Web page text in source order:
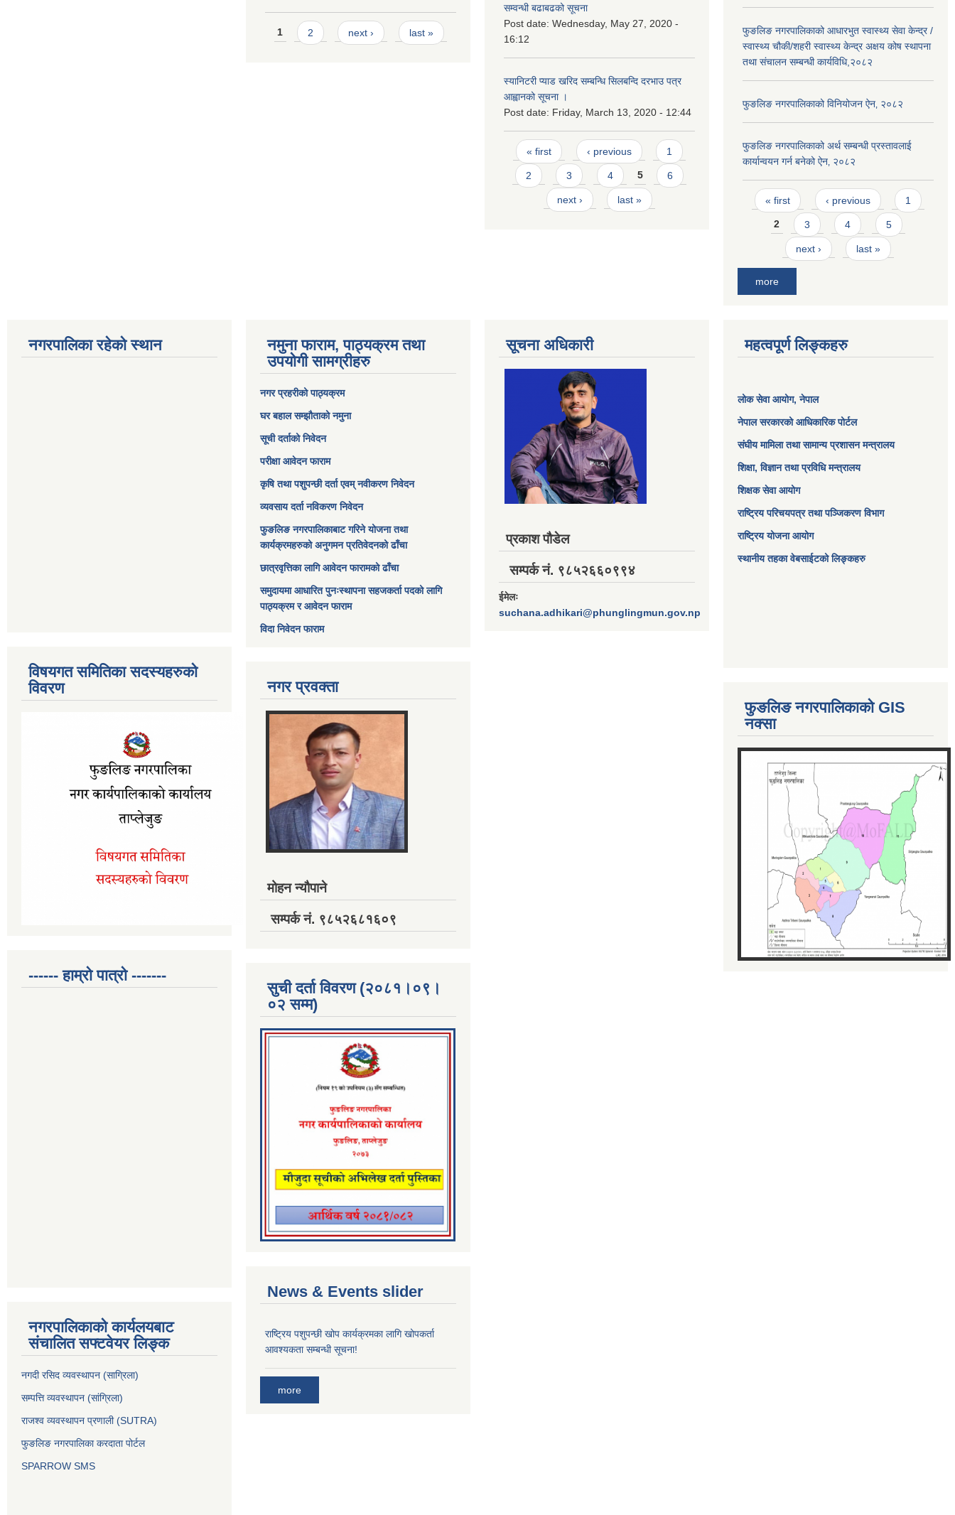
Pages
1 2 next › last »
सम्वन्धी बढाबढको सूचना
Post date: Wednesday, May 27, 2020 -
16:12
स्यानिटरी प्याड खरिद सम्बन्धि सिलबन्दि दरभाउ पत्र
आह्वानको सूचना ।
Post date: Friday, March 13, 2020 - 12:44
Pages
« first ‹ previous 1
2 3 4 5 6
next › last »
फुङलिङ नगरपालिकाको आधारभुत स्वास्थ्य सेवा केन्द्र /
स्वास्थ्य चौकी/शहरी स्वास्थ्य केन्द्र अक्षय कोष स्थापना
तथा संचालन सम्बन्धी कार्यविधि,२०८२
फुङलिङ नगरपालिकाको विनियोजन ऐन‚ २०८२
फुङलिङ नगरपालिकाको अर्थ सम्बन्धी प्रस्तावलाई
कार्यान्वयन गर्न बनेको ऐन‚ २०८२
Pages
« first ‹ previous 1
2 3 4 5
next › last »
more
नगरपालिका रहेको स्थान
विषयगत समितिका सदस्यहरुको
विवरण
------ हाम्रो पात्रो -------
नगरपालिकाको कार्यलयबाट
संचालित सफ्टवेयर लिङ्क
नगदी रसिद व्यवस्थापन (साग्रिला)
सम्पत्ति व्यवस्थापन (सांग्रिला)
राजश्व व्यवस्थापन प्रणाली (SUTRA)
फुङलिङ नगरपालिका करदाता पोर्टल
SPARROW SMS
नमुना फाराम, पाठ्यक्रम तथा
उपयोगी सामग्रीहरु
नगर प्रहरीको पाठ्यक्रम
घर बहाल सम्झौताको नमुना
सूची दर्ताको निवेदन
परीक्षा आवेदन फाराम
कृषि तथा पशुपन्छी दर्ता एवम् नवीकरण निवेदन
व्यवसाय दर्ता नविकरण निवेदन
फुङलिङ नगरपालिकाबाट गरिने योजना तथा
कार्यक्रमहरुको अनुगमन प्रतिवेदनको ढाँचा
छात्रवृत्तिका लागि आवेदन फारामको ढाँचा
समुदायमा आधारित पुनःस्थापना सहजकर्ता पदको लागि
पाठ्यक्रम र आवेदन फाराम
विदा निवेदन फाराम
नगर प्रवक्ता
मोहन न्यौपाने
सम्पर्क नं. ९८५२६८१६०९
सुची दर्ता विवरण (२०८१।०९।
०२ सम्म)
News & Events slider
राष्ट्रिय पशुपन्छी खोप कार्यक्रमका लागि खोपकर्ता
आवश्यकता सम्बन्धी सूचना!
more
सूचना अधिकारी
प्रकाश पौडेल
सम्पर्क नं. ९८५२६६०९९४
ईमेलः
suchana.adhikari@phunglingmun.gov.np
महत्वपूर्ण लिङ्कहरु
लोक सेवा आयोग, नेपाल
नेपाल सरकारको आधिकारिक पोर्टल
संघीय मामिला तथा सामान्य प्रशासन मन्त्रालय
शिक्षा, विज्ञान तथा प्रविधि मन्त्रालय
शिक्षक सेवा आयोग
राष्ट्रिय परिचयपत्र तथा पञ्जिकरण विभाग
राष्ट्रिय योजना आयोग
स्थानीय तहका वेबसाईटको लिङ्कहरु
फुङलिङ नगरपालिकाको GIS
नक्सा